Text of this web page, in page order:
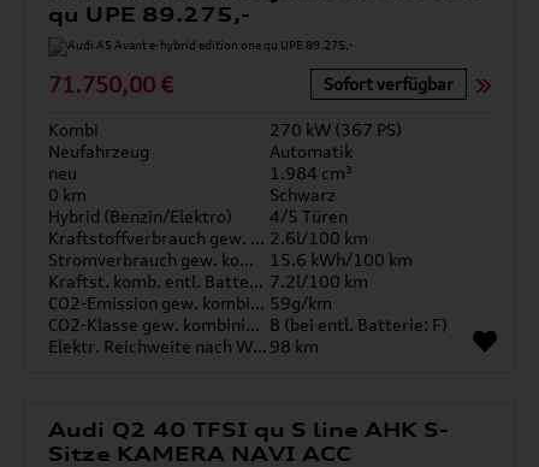
qu UPE 89.275,-
71.750,00 € Sofort verfügbar
Kombi
270 kW (367 PS)
Neufahrzeug
Automatik
neu
1.984 cm³
0 km
Schwarz
Hybrid (Benzin/Elektro)
4/5 Türen
Kraftstoffverbrauch gew. kombiniert 2.6l/100 km
Stromverbrauch gew. kombiniert
15.6 kWh/100 km
Kraftst. komb. entl. Batterie 7.2l/100 km
CO2-Emission gew. kombiniert 59g/km
CO2-Klasse gew. kombiniert B (bei entl. Batterie: F)
Elektr. Reichweite nach WLTP* 98 km
Audi Q2 40 TFSI qu S line AHK S-
Sitze KAMERA NAVI ACC